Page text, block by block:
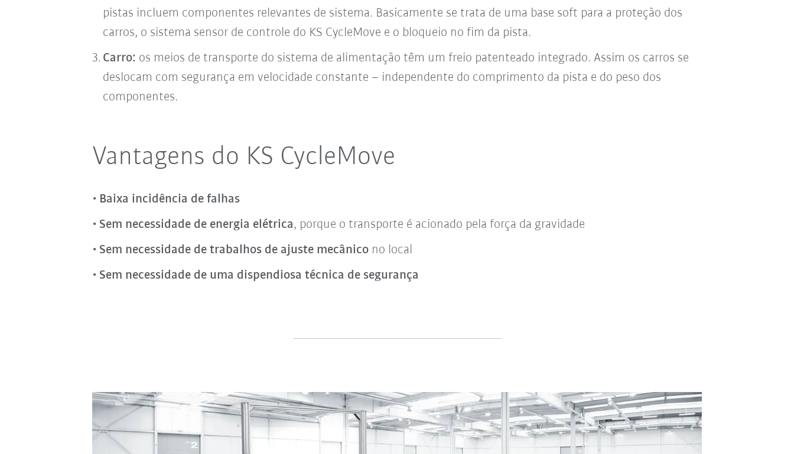
pistas incluem componentes relevantes de sistema. Basicamente se trata de uma base soft para a proteção dos
carros, o sistema sensor de controle do KS CycleMove e o bloqueio no fim da pista.
Carro: os meios de transporte do sistema de alimentação têm um freio patenteado integrado. Assim os carros se
deslocam com segurança em velocidade constante – independente do comprimento da pista e do peso dos
componentes.
Vantagens do KS CycleMove
Baixa incidência de falhas
Sem necessidade de energia elétrica, porque o transporte é acionado pela força da gravidade
Sem necessidade de trabalhos de ajuste mecânico no local
Sem necessidade de uma dispendiosa técnica de segurança